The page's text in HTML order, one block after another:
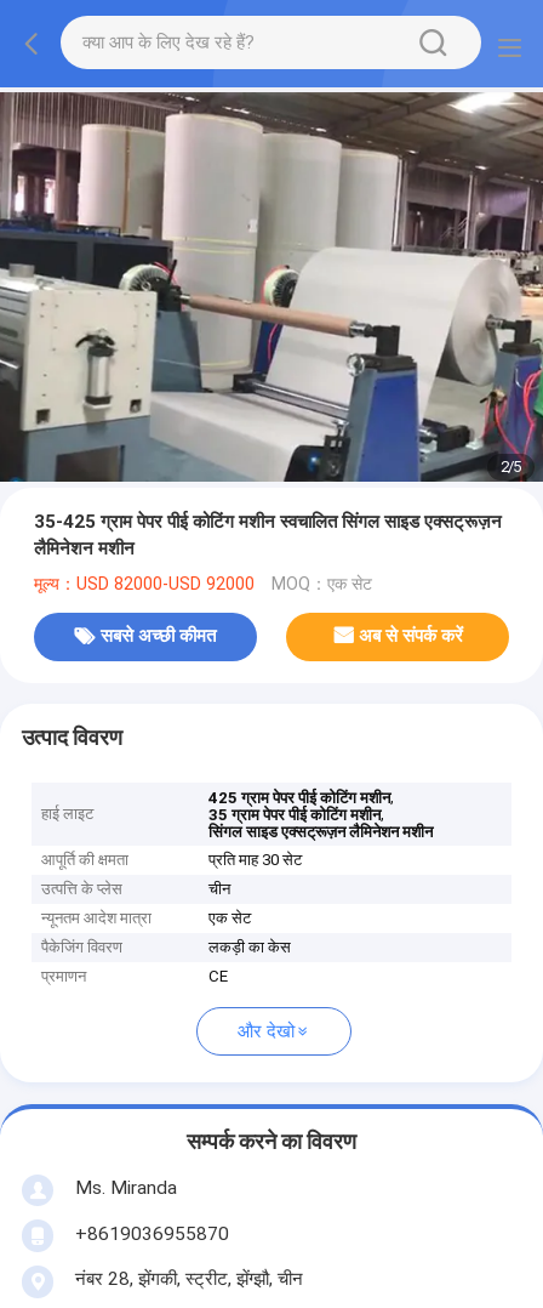
2/5
35-425 ग्राम पेपर पीई कोटिंग मशीन स्वचालित सिंगल साइड एक्सट्रूज़न
लैमिनेशन मशीन
मूल्य：USD 82000-USD 92000 MOQ：एक सेट
सबसे अच्छी कीमत अब से संपर्क करें
उत्पाद विवरण
हाई लाइट
425 ग्राम पेपर पीई कोटिंग मशीन,
35 ग्राम पेपर पीई कोटिंग मशीन,
सिंगल साइड एक्सट्रूज़न लैमिनेशन मशीन
आपूर्ति की क्षमता
प्रति माह 30 सेट
उत्पत्ति के प्लेस
चीन
न्यूनतम आदेश मात्रा
एक सेट
पैकेजिंग विवरण
लकड़ी का केस
प्रमाणन
CE
और देखो
सम्पर्क करने का विवरण
Ms. Miranda
+8619036955870
नंबर 28, झेंगकी, स्ट्रीट, झेंग्झौ, चीन